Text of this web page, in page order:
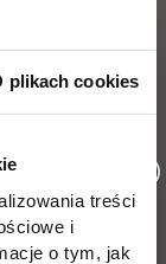
plikach cookies
treści
i
o tym, jak